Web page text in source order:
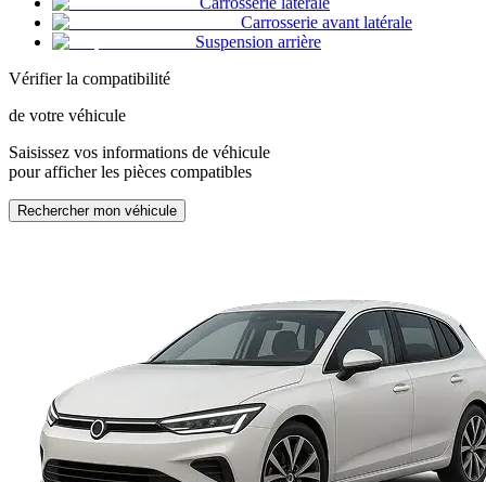
Carrosserie avant latérale
Suspension arrière
Vérifier la compatibilité
de votre véhicule
Saisissez vos informations de véhicule
pour afficher les pièces compatibles
Rechercher mon véhicule